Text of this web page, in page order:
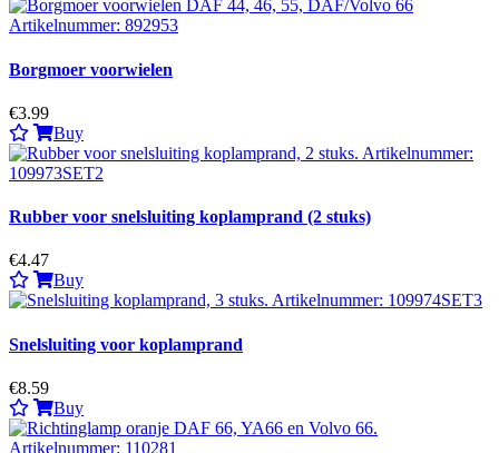
Borgmoer voorwielen
€3.99
Buy
Rubber voor snelsluiting koplamprand (2 stuks)
€4.47
Buy
Snelsluiting voor koplamprand
€8.59
Buy